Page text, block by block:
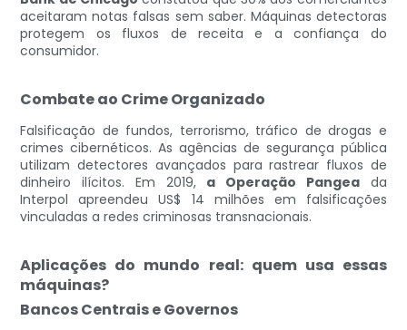
aceitaram notas falsas sem saber. Máquinas detectoras
protegem os fluxos de receita e a confiança do
consumidor.
Combate ao Crime Organizado
Falsificação de fundos, terrorismo, tráfico de drogas e
crimes cibernéticos. As agências de segurança pública
utilizam detectores avançados para rastrear fluxos de
dinheiro ilícitos. Em 2019, a Operação Pangeada
Interpol apreendeu US$ 14 milhões em falsificações
vinculadas a redes criminosas transnacionais.
Aplicações do mundo real: quem usa essas
máquinas?
Bancos Centrais e Governos